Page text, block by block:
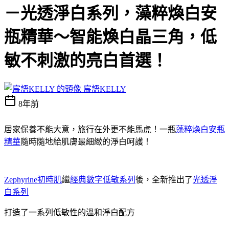
－光透淨白系列，藻粹煥白安
瓶精華～智能煥白晶三角，低
敏不刺激的亮白首選！
宸語KELLY
8年前
居家保養不能大意，旅行在外更不能馬虎！一瓶藻粹煥白安瓶
精華隨時隨地給肌膚最細緻的淨白呵護！
Zephyrine初時肌繼經典數字低敏系列 後，全新推出了光透淨
白系列
打造了一系列低敏性的溫和淨白配方